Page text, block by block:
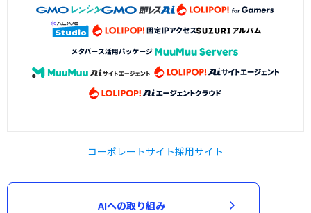
コーポレートサイト採用サイト
AIへの取り組み